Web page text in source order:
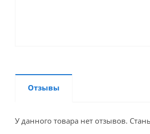
Отзывы
У данного товара нет отзывов.